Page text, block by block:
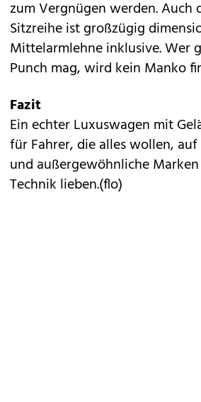
zum Vergnügen werden. Auch
Sitzreihe ist großzügig
Mittelarmlehne inklusive. Wer
Punch mag, wird kein Manko
Fazit
Ein echter Luxuswagen mit
für Fahrer, die alles wollen, auf
und außergewöhnliche
Technik lieben.(flo)